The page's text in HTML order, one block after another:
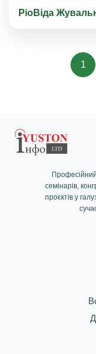
РіоВіда
1
семінарів,
проєктів у